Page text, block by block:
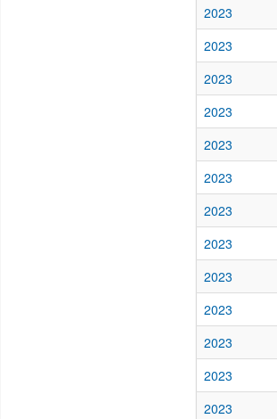
2023
2023
2023
2023
2023
2023
2023
2023
2023
2023
2023
2023
2023